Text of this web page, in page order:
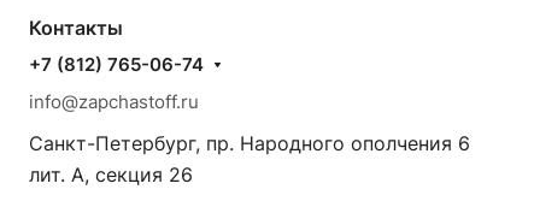
Контакты
+7 (812) 765-06-74
info@zapchastoff.ru
Санкт-Петербург, пр. Народного ополчения 6
лит. А, секция 26